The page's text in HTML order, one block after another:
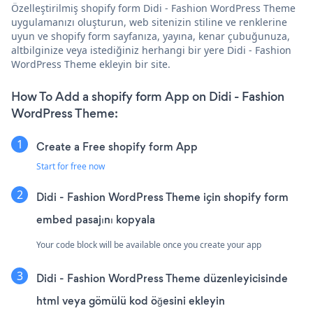
Özelleştirilmiş shopify form Didi - Fashion WordPress Theme
uygulamanızı oluşturun, web sitenizin stiline ve renklerine
uyun ve shopify form sayfanıza, yayına, kenar çubuğunuza,
altbilginize veya istediğiniz herhangi bir yere Didi - Fashion
WordPress Theme ekleyin bir site.
How To Add a shopify form App on Didi - Fashion
WordPress Theme:
Create a Free shopify form App
Start for free now
Didi - Fashion WordPress Theme için shopify form
embed pasajını kopyala
Your code block will be available once you create your app
Didi - Fashion WordPress Theme düzenleyicisinde
html veya gömülü kod öğesini ekleyin